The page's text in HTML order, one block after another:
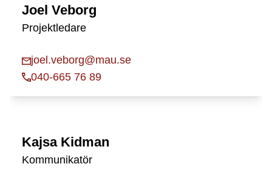
Joel Veborg
Projektledare
joel.veborg@mau.se
040-665 76 89
Kajsa Kidman
Kommunikatör